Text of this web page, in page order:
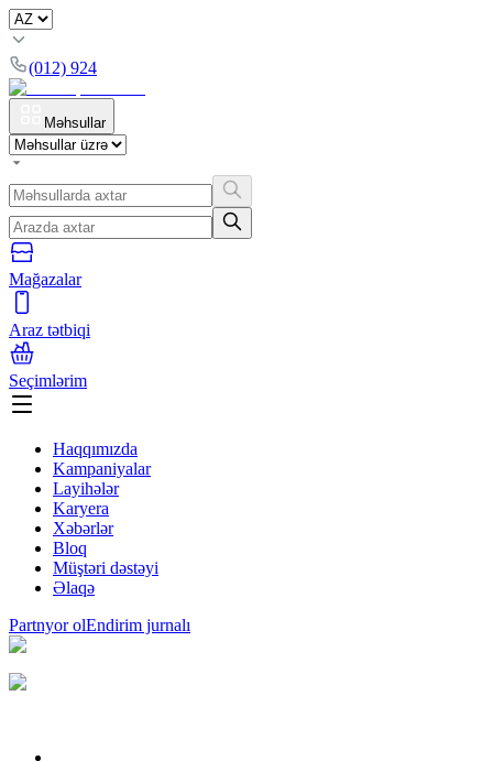
(012) 924
Məhsullar
Mağazalar
Araz tətbiqi
Seçimlərim
Haqqımızda
Kampaniyalar
Layihələr
Karyera
Xəbərlər
Bloq
Müştəri dəstəyi
Əlaqə
Partnyor olEndirim jurnalı